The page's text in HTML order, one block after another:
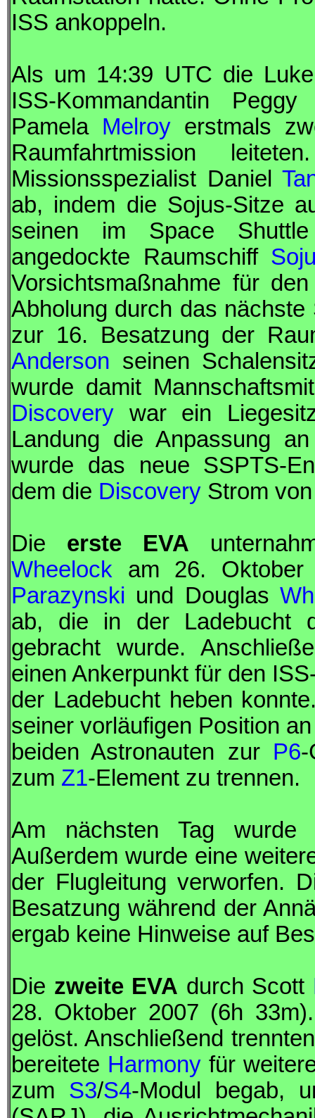
ISS ankoppeln.
Als um 14:39 UTC die
ISS-Kommandantin
Pamela Melroy erstmals
Raumfahrtmission
Missionsspezialist Daniel
ab, indem die Sojus-Sitze
seinen im Space
angedockte Raumschiff
Vorsichtsmaßnahme für
Abholung durch das
zur 16. Besatzung der
Anderson seinen
wurde damit
Discovery war ein
Landung die Anpassung
wurde das neue SSPTS-
dem die Discovery Strom
Die erste EVA
Wheelock am 26. Oktober
Parazynski und Douglas
ab, die in der Ladebucht
gebracht wurde.
einen Ankerpunkt für den ISS
der Ladebucht heben
seiner vorläufigen Position
beiden Astronauten zur P6-
zum Z1-Element zu trennen.
Am nächsten Tag
Außerdem wurde eine
der Flugleitung verworfen.
Besatzung während der
ergab keine Hinweise auf
Die zweite EVA durch Scott
28. Oktober 2007 (6h
gelöst. Anschließend
bereitete Harmonyfür
zum S3/S4-Modul begab,